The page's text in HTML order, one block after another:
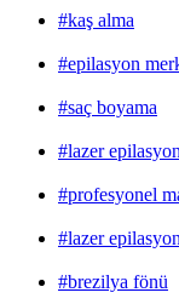
#kaş alma
#epilasyon
#saç boyama
#lazer
#profesyonel
#lazer
#brezilya fönü